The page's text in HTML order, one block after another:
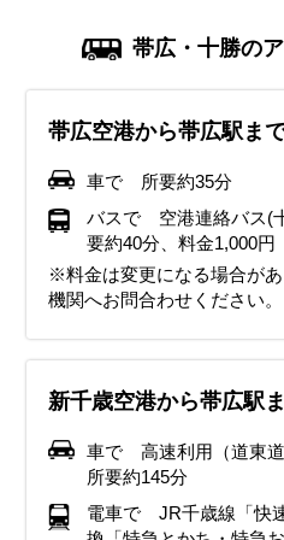
帯広・十勝の
帯広空港から帯広駅ま
車で 所要約35分
バスで 空港連絡バス(
要約40分、料金1,000円
※料金は変更になる場合が
機関へお問合わせください。
新千歳空港から帯広駅
車で 高速利用（道東道
所要約145分
電車で JR千歳線「快